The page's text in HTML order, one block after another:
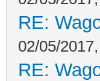
RE:
02/05/
RE: